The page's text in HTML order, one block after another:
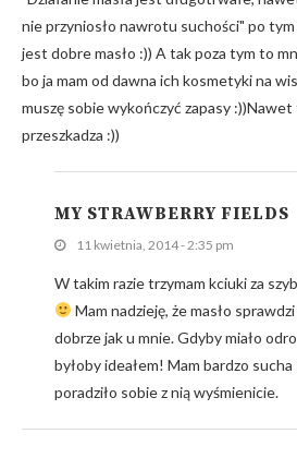
nie przyniosło nawrotu suchości" po
jest dobre masło :)) A tak poza tym to
bo ja mam od dawna ich kosmetyki na
muszę sobie wykończyć zapasy :))Nawet
przeszkadza :))
MY STRAWBERRY FIELDS
11 kwietnia, 2014 - 2:35 pm
W takim razie trzymam kciuki za
Mam nadzieję, że masło
dobrze jak u mnie. Gdyby miało
byłoby ideałem! Mam bardzo
poradziło sobie z nią wyśmienicie.